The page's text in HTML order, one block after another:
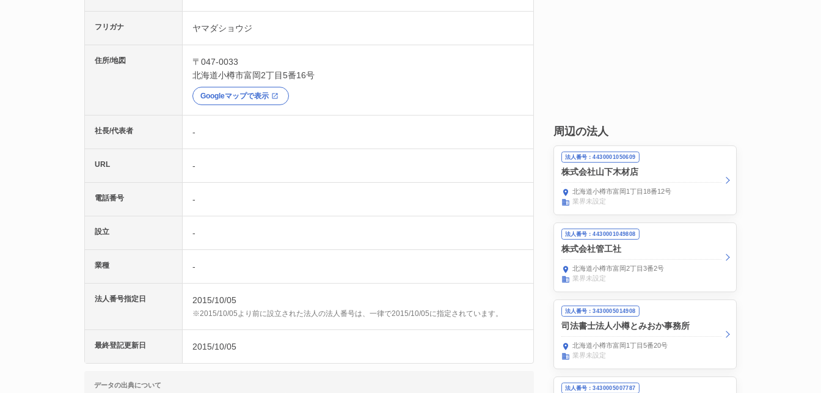
フリガナ ヤマダショウジ
住所/地図
〒047-0033
北海道小樽市富岡2丁目5番16号
Googleマップで表示
社長/代表者 -
URL -
電話番号 -
設立 -
業種 -
法人番号指定日 2015/10/05
※2015/10/05より前に設立された法人の法人番号は、一律で2015/10/05に指定されています。
最終登記更新日 2015/10/05
データの出典について
周辺の法人
法人番号：4430001050609
株式会社山下木材店
北海道小樽市富岡1丁目18番12号
業界未設定
法人番号：4430001049808
株式会社管工社
北海道小樽市富岡2丁目3番2号
業界未設定
法人番号：3430005014908
司法書士法人小樽とみおか事務所
北海道小樽市富岡1丁目5番20号
業界未設定
法人番号：3430005007787